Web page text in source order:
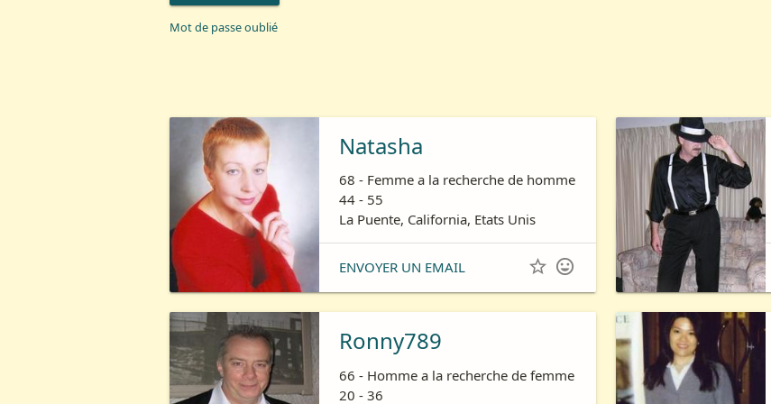
Mot de passe oublié
Natasha
68 - Femme a la recherche de homme
44 - 55
La Puente, California, Etats Unis
ENVOYER UN EMAIL  
Ronny789
66 - Homme a la recherche de femme
20 - 36